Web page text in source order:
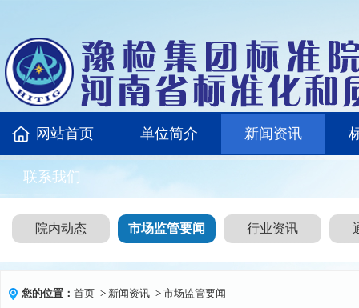
网站首页 单位简介 新闻资讯
联系我们
院内动态 市场监管要闻 行业资讯
您的位置： 首页 > 新闻资讯 > 市场监管要闻